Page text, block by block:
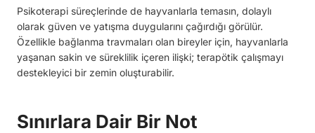
Psikoterapi süreçlerinde de hayvanlarla temasın, dolaylı
olarak güven ve yatışma duygularını çağırdığı görülür.
Özellikle bağlanma travmaları olan bireyler için, hayvanlarla
yaşanan sakin ve süreklilik içeren ilişki; terapötik çalışmayı
destekleyici bir zemin oluşturabilir.
Sınırlara Dair Bir Not